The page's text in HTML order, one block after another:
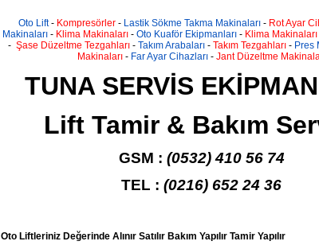
Oto Lift- Kompresörler- Lastik Sökme Takma Makinaları- Rot Ayar
Makinaları - Klima Makinaları - Oto Kuaför Ekipmanları - Klima Makinaları
- Şase Düzeltme Tezgahları- Takım Arabaları- Takım Tezgahları- Pres
Makinaları- Far Ayar Cihazları - Jant Düzeltme
TUNA SERVİS
Lift Tamir & Bakım
GSM : (0532) 410 56 74
TEL : (0216) 652 24 36
Oto Liftleriniz Değerinde Alınır Satılır Bakım Yapılır Tamir Yapılır